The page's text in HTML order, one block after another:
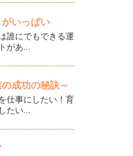
いっぱい
誰にでもできる運
があ…
成功の秘訣～
仕事にしたい！育
たい…